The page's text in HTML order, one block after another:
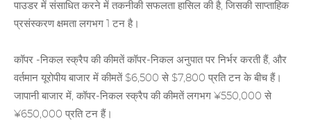
पाउडर में संसाधित करने में तकनीकी सफलता हासिल की है, जिसकी साप्ताहिक
प्रसंस्करण क्षमता लगभग 1 टन है।
कॉपर -निकल स्क्रैप की कीमतेंकॉपर-निकल अनुपात पर निर्भर करती हैं, और
वर्तमान यूरोपीय बाजार में कीमतें $6,500 से $7,800 प्रति टन के बीच हैं।
जापानी बाजार में, कॉपर-निकल स्क्रैप की कीमतें लगभग ¥550,000 से
¥650,000 प्रति टन हैं।